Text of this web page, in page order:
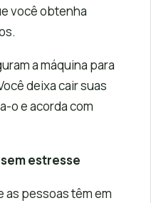
você obtenha
a máquina para
deixa cair suas
o e acorda com
estresse
as pessoas têm em